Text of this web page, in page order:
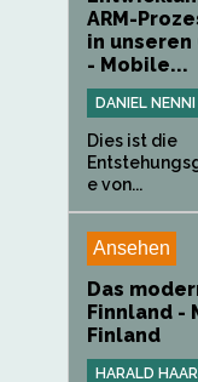
ARM-
in unseren
- Mobile...
DANIEL NENNI
Dies ist die
e von...
Ansehen
Das
Finnland -
Finland
HARALD